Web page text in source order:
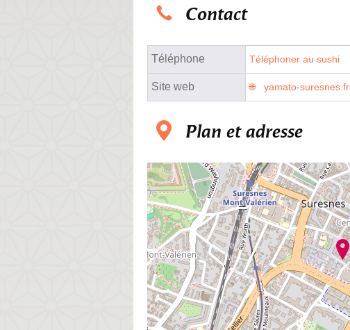
Contact
Téléphone Téléphoner au sushi
Site web yamato-suresnes.fr
Plan et adresse